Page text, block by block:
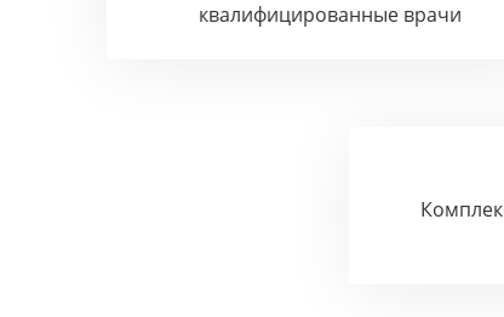
квалифицированные врачи